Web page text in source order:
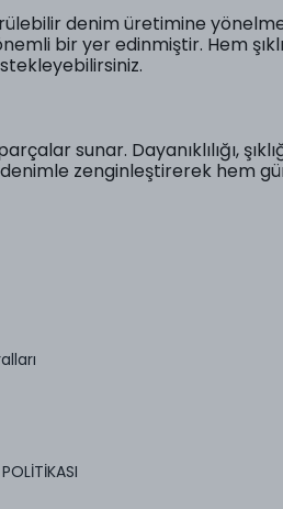
denim üretimine
bir yer edinmiştir. Hem
sunar. Dayanıklılığı,
denimle zenginleştirerek hem